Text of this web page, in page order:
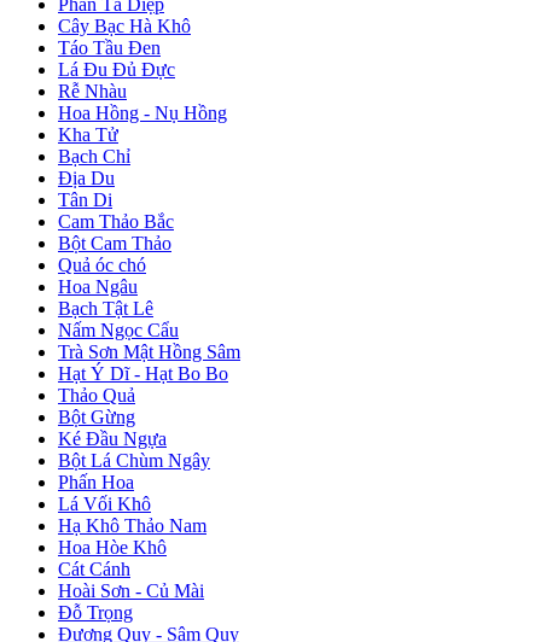
Phan Tả Diệp
Cây Bạc Hà Khô
Táo Tầu Đen
Lá Đu Đủ Đực
Rễ Nhàu
Hoa Hồng - Nụ Hồng
Kha Tử
Bạch Chỉ
Địa Du
Tân Di
Cam Thảo Bắc
Bột Cam Thảo
Quả óc chó
Hoa Ngâu
Bạch Tật Lê
Nấm Ngọc Cẩu
Trà Sơn Mật Hồng Sâm
Hạt Ý Dĩ - Hạt Bo Bo
Thảo Quả
Bột Gừng
Ké Đầu Ngựa
Bột Lá Chùm Ngây
Phấn Hoa
Lá Vối Khô
Hạ Khô Thảo Nam
Hoa Hòe Khô
Cát Cánh
Hoài Sơn - Củ Mài
Đỗ Trọng
Đương Quy - Sâm Quy